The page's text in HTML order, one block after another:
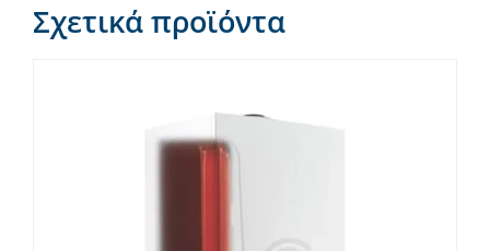
Σχετικά προϊόντα